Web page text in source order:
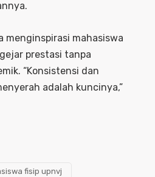
menginspirasi mahasiswa
prestasi tanpa
“Konsistensi dan
adalah kuncinya,”
fisip upnvj